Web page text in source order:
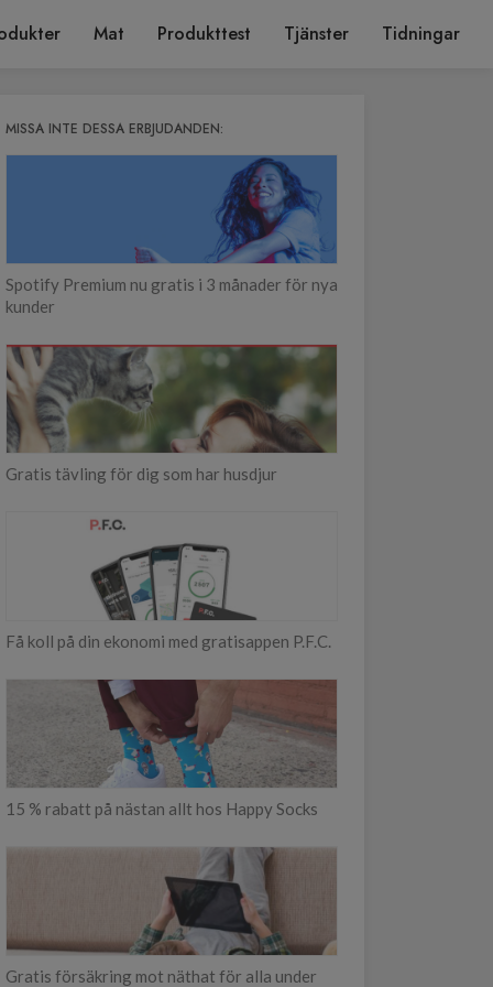
Mat Produkttest Tjänster Tidningar
MISSA INTE DESSA ERBJUDANDEN:
Spotify Premium nu gratis i 3 månader för nya
kunder
Gratis tävling för dig som har husdjur
Få koll på din ekonomi med gratisappen P.F.C.
15 % rabatt på nästan allt hos Happy Socks
Gratis försäkring mot näthat för alla under